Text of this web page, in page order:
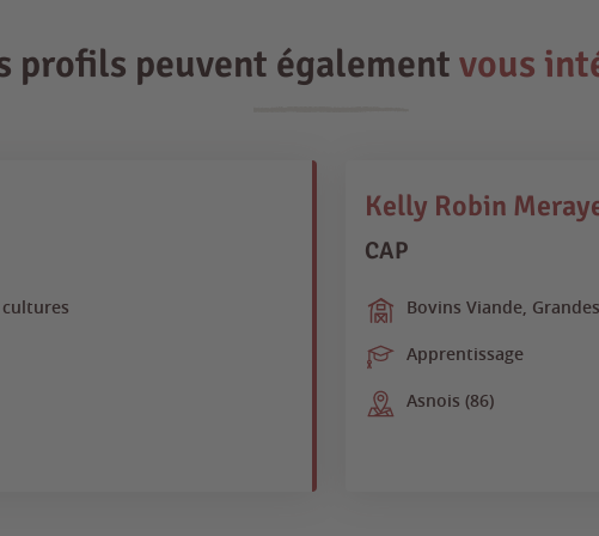
profils peuvent également vous
Kelly Robin
CAP
Bovins Viande,
Apprentissage
Asnois (86)